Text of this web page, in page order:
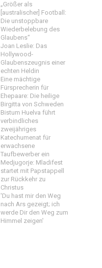
„Größer als
[australischer] Football:
Die unstoppbare
Wiederbelebung des
Glaubens“
Joan Leslie: Das
Hollywood-
Glaubenszeugnis einer
echten Heldin
Eine mächtige
Fürsprecherin für
Ehepaare: Die heilige
Birgitta von Schweden
Bistum Huelva führt
verbindliches
zweijähriges
Katechumenat für
erwachsene
Taufbewerber ein
Medjugorje: Mladifest
startet mit Papstappell
zur Rückkehr zu
Christus
'Du hast mir den Weg
nach Ars gezeigt; ich
werde Dir den Weg zum
Himmel zeigen'